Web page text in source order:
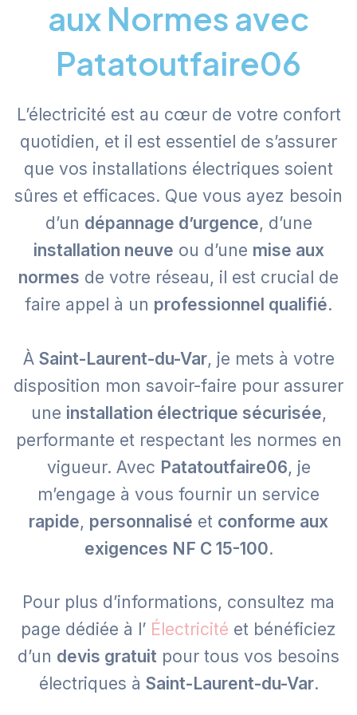
aux Normes avec
Patatoutfaire06
L’électricité est au cœur de votre confort
quotidien, et il est essentiel de s’assurer
que vos installations électriques soient
sûres et efficaces. Que vous ayez besoin
d’un dépannage d’urgence, d’une
installation neuve ou d’une mise aux
normes de votre réseau, il est crucial de
faire appel à un professionnel qualifié.
À Saint-Laurent-du-Var, je mets à votre
disposition mon savoir-faire pour assurer
une installation électrique sécurisée,
performante et respectant les normes en
vigueur. Avec Patatoutfaire06, je
m’engage à vous fournir un service
rapide, personnalisé et conforme aux
exigences NF C 15-100.
Pour plus d’informations, consultez ma
page dédiée à l’ Électricité et bénéficiez
d’un devis gratuit pour tous vos besoins
électriques à Saint-Laurent-du-Var.